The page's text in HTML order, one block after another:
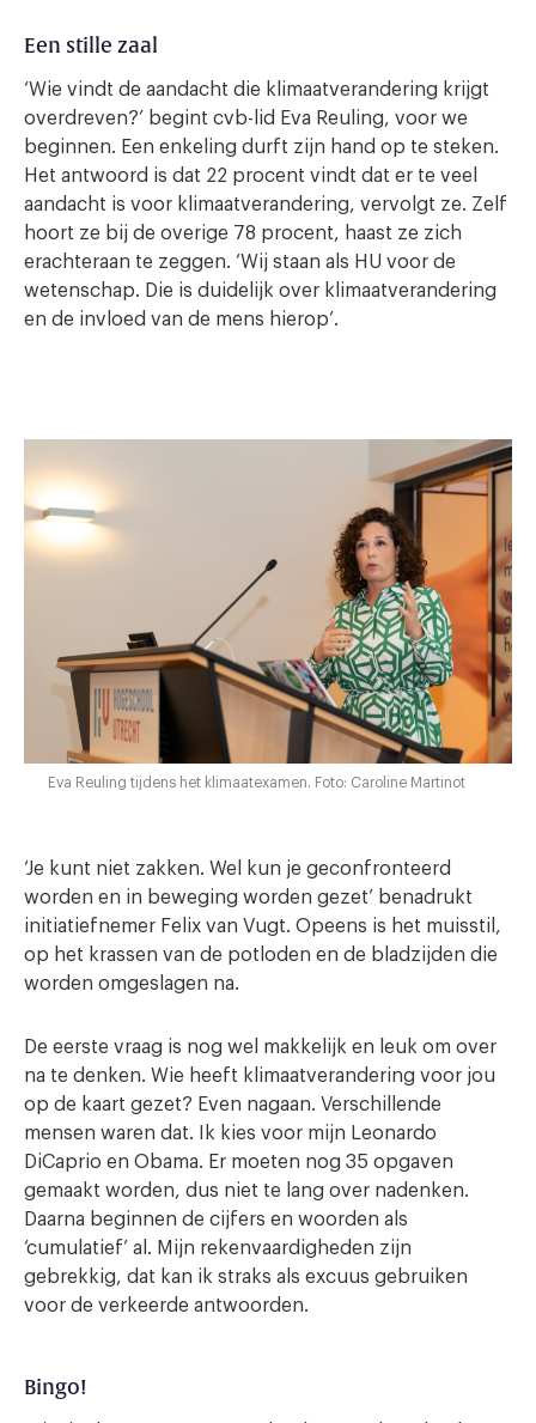
Een stille zaal
‘Wie vindt de aandacht die klimaatverandering krijgt
overdreven?’ begint cvb-lid Eva Reuling, voor we
beginnen. Een enkeling durft zijn hand op te steken.
Het antwoord is dat 22 procent vindt dat er te veel
aandacht is voor klimaatverandering, vervolgt ze. Zelf
hoort ze bij de overige 78 procent, haast ze zich
erachteraan te zeggen. ‘Wij staan als HU voor de
wetenschap. Die is duidelijk over klimaatverandering
en de invloed van de mens hierop’.
Eva Reuling tijdens het klimaatexamen. Foto: Caroline Martinot
‘Je kunt niet zakken. Wel kun je geconfronteerd
worden en in beweging worden gezet’ benadrukt
initiatiefnemer Felix van Vugt. Opeens is het muisstil,
op het krassen van de potloden en de bladzijden die
worden omgeslagen na.
De eerste vraag is nog wel makkelijk en leuk om over
na te denken. Wie heeft klimaatverandering voor jou
op de kaart gezet? Even nagaan. Verschillende
mensen waren dat. Ik kies voor mijn Leonardo
DiCaprio en Obama. Er moeten nog 35 opgaven
gemaakt worden, dus niet te lang over nadenken.
Daarna beginnen de cijfers en woorden als
‘cumulatief’ al. Mijn rekenvaardigheden zijn
gebrekkig, dat kan ik straks als excuus gebruiken
voor de verkeerde antwoorden.
Bingo!